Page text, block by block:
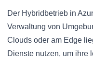
Der Hybridbetrieb in
Verwaltung von
Clouds oder am Edge
Dienste nutzen, um ihre